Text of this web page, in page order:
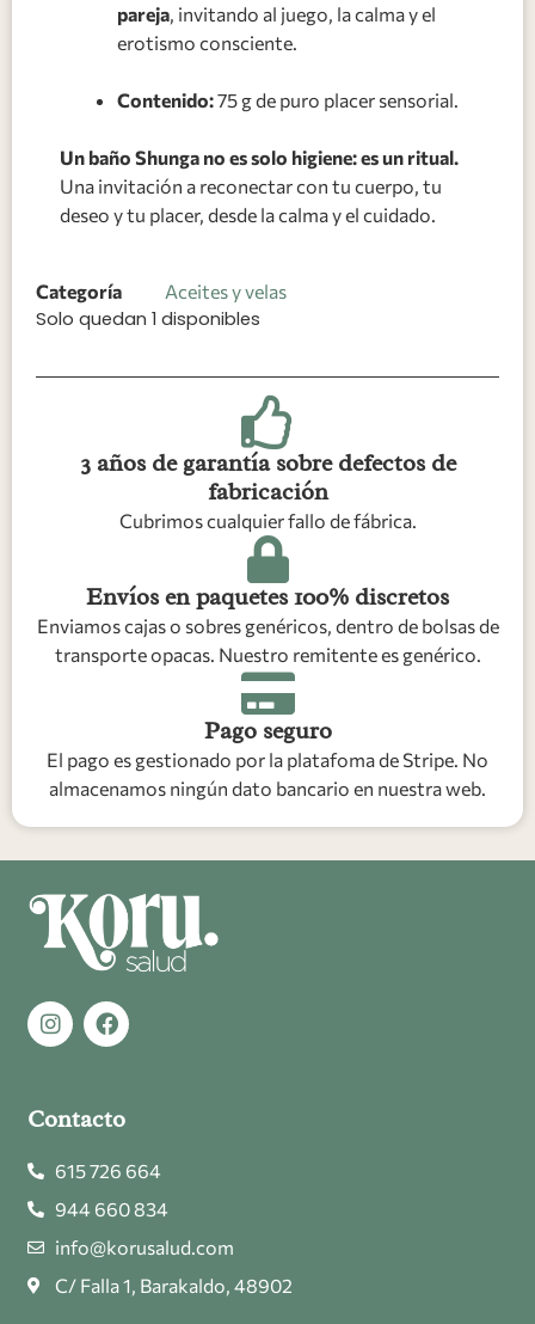
pareja , invitando al juego, la calma y el
erotismo consciente.
Contenido:75 g de puro placer sensorial.
Un baño Shunga no es solo higiene: es un ritual.
Una invitación a reconectar con tu cuerpo, tu
deseo y tu placer, desde la calma y el cuidado.
Categoría Aceites y velas
Solo quedan 1 disponibles
3 años de garantía sobre defectos de
fabricación
Cubrimos cualquier fallo de fábrica.
Envíos en paquetes 100% discretos
Enviamos cajas o sobres genéricos, dentro de bolsas de
transporte opacas. Nuestro remitente es genérico.
Pago seguro
El pago es gestionado por la platafoma de Stripe. No
almacenamos ningún dato bancario en nuestra web.
Contacto
615 726 664
944 660 834
info@korusalud.com
C/ Falla 1, Barakaldo, 48902